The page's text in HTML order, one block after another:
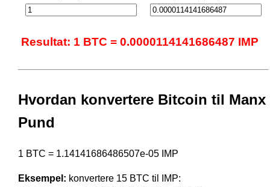
Resultat: 1 BTC = 0.0000114141686487 IMP
Hvordan konvertere Bitcoin til Manx
Pund
1 BTC = 1.14141686486507e-05 IMP
Eksempel: konvertere 15 BTC til IMP: